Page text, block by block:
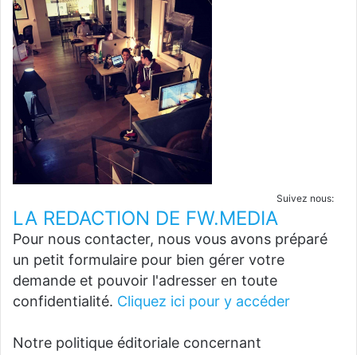
Suivez nous:
LA REDACTION DE FW.MEDIA
Pour nous contacter, nous vous avons préparé
un petit formulaire pour bien gérer votre
demande et pouvoir l'adresser en toute
confidentialité. Cliquez ici pour y accéder
Notre politique éditoriale concernant